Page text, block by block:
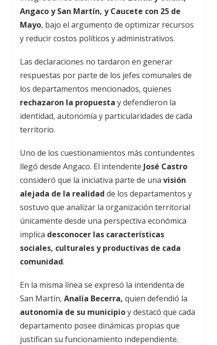
Angaco y San Martín, y Caucete con 25 de
Mayo, bajo el argumento de optimizar recursos
y reducir costos políticos y administrativos.
Las declaraciones no tardaron en generar
respuestas por parte de los jefes comunales de
los departamentos mencionados, quienes
rechazaron la propuesta y defendieron la
identidad, autonomía y particularidades de cada
territorio.
Uno de los cuestionamientos más contundentes
llegó desde Angaco. El intendente José Castro
consideró que la iniciativa parte de una visión
alejada de la realidad de los departamentos y
sostuvo que analizar la organización territorial
únicamente desde una perspectiva económica
implica desconocer las características
sociales, culturales y productivas de cada
comunidad.
En la misma línea se expresó la intendenta de
San Martín, Analía Becerra, quien defendió la
autonomía de su municipioy destacó que cada
departamento posee dinámicas propias que
justifican su funcionamiento independiente.